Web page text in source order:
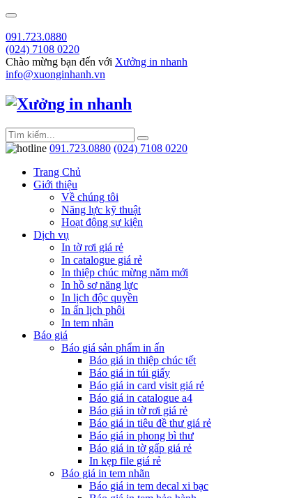
091.723.0880
(024) 7108 0220
Chào mừng bạn đến với Xưởng in nhanh
info@xuonginhanh.vn
091.723.0880 (024) 7108 0220
Trang Chủ
Giới thiệu
Về chúng tôi
Năng lực kỹ thuật
Hoạt động sự kiện
Dịch vụ
In tờ rơi giá rẻ
In catalogue giá rẻ
In thiệp chúc mừng năm mới
In hồ sơ năng lực
In lịch độc quyền
In ấn lịch phôi
In tem nhãn
Báo giá
Báo giá sản phẩm in ấn
Báo giá in thiệp chúc tết
Báo giá in túi giấy
Báo giá in card visit giá rẻ
Báo giá in catalogue a4
Báo giá in tờ rơi giá rẻ
Báo giá in tiêu đề thư giá rẻ
Báo giá in phong bì thư
Báo giá in tờ gấp giá rẻ
In kẹp file giá rẻ
Báo giá in tem nhãn
Báo giá in tem decal xi bạc